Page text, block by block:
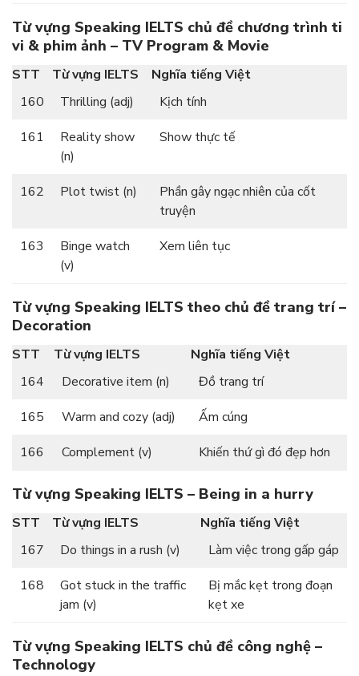
Từ vựng Speaking IELTS chủ đề chương trình ti
vi & phim ảnh – TV Program & Movie
STT Từ vựng IELTS
Nghĩa tiếng Việt
160
Thrilling (adj)
Kịch tính
161
Reality show
(n)
Show thực tế
162 Plot twist (n)
Phần gây ngạc nhiên của cốt
truyện
163
Binge watch
(v)
Xem liên tục
Từ vựng Speaking IELTS theo chủ đề trang trí –
Decoration
STT Từ vựng IELTS
Nghĩa tiếng Việt
164
Decorative item (n)
Đồ trang trí
165
Warm and cozy (adj)
Ấm cúng
166
Complement (v) Khiến thứ gì đó đẹp hơn
Từ vựng Speaking IELTS – Being in a hurry
STT Từ vựng IELTS
Nghĩa tiếng Việt
167
Do things in a rush (v)
Làm việc trong gấp gáp
168
Got stuck in the traffic
jam (v)
Bị mắc kẹt trong đoạn
kẹt xe
Từ vựng Speaking IELTS chủ đề công nghệ –
Technology